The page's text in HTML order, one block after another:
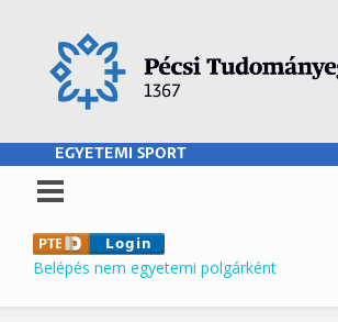
EGYETEMI SPORT
Belépés nem egyetemi polgárként